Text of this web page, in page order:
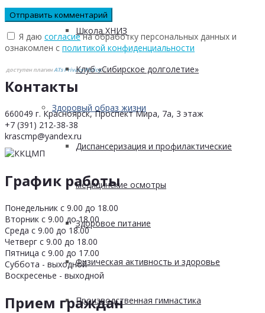
Школа ХНИЗ
Клуб «Сибирское долголетие»
Здоровый образ жизни
Диспансеризация и профилактические
медицинские осмотры
Здоровое питание
Физическая активность и здоровье
Производственная гимнастика
Я даю согласиена обработку персональных данных и
ознакомлен с политикой конфиденциальности
доступен плагинATs Privacy Policy©
Контакты
660049 г. Красноярск, Проспект Мира, 7а, 3 этаж
+7 (391) 212-38-38
krascmp@yandex.ru
График работы
Понедельник с 9.00 до 18.00
Вторник с 9.00 до 18.00
Среда с 9.00 до 18.00
Четверг с 9.00 до 18.00
Пятница с 9.00 до 17.00
Суббота - выходной
Воскресенье - выходной
Прием граждан